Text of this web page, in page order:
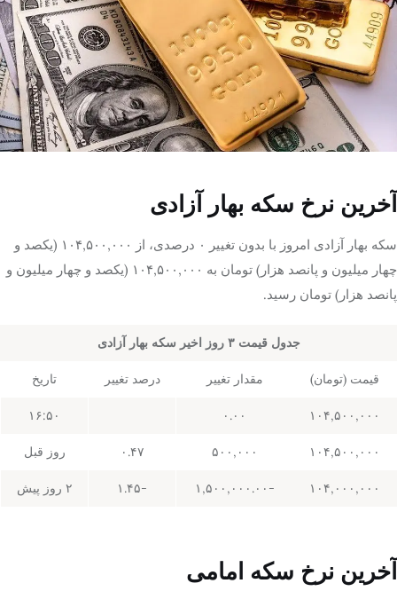
تک کده
پایگاه خبری آبان
خرید موتور ایمپلنت
آخرین نرخ سکه بهار آزادی
سکه بهار آزادی امروز با بدون تغییر ۰ درصدی، از ۱۰۴,۵۰۰,۰۰۰ (یکصد و
چهار میلیون و پانصد هزار) تومان به ۱۰۴,۵۰۰,۰۰۰ (یکصد و چهار میلیون و
پانصد هزار) تومان رسید.
جدول قیمت ۳ روز اخیر سکه بهار آزادی
قیمت (تومان) مقدار تغییر درصد تغییر تاریخ
۱۰۴,۵۰۰,۰۰۰ ۰.۰۰ ۱۶:۵۰
۱۰۴,۵۰۰,۰۰۰ ۵۰۰,۰۰۰ ۰.۴۷ روز قبل
۱۰۴,۰۰۰,۰۰۰ -۱,۵۰۰,۰۰۰.۰۰ -۱.۴۵ ۲ روز پیش
آخرین نرخ سکه امامی